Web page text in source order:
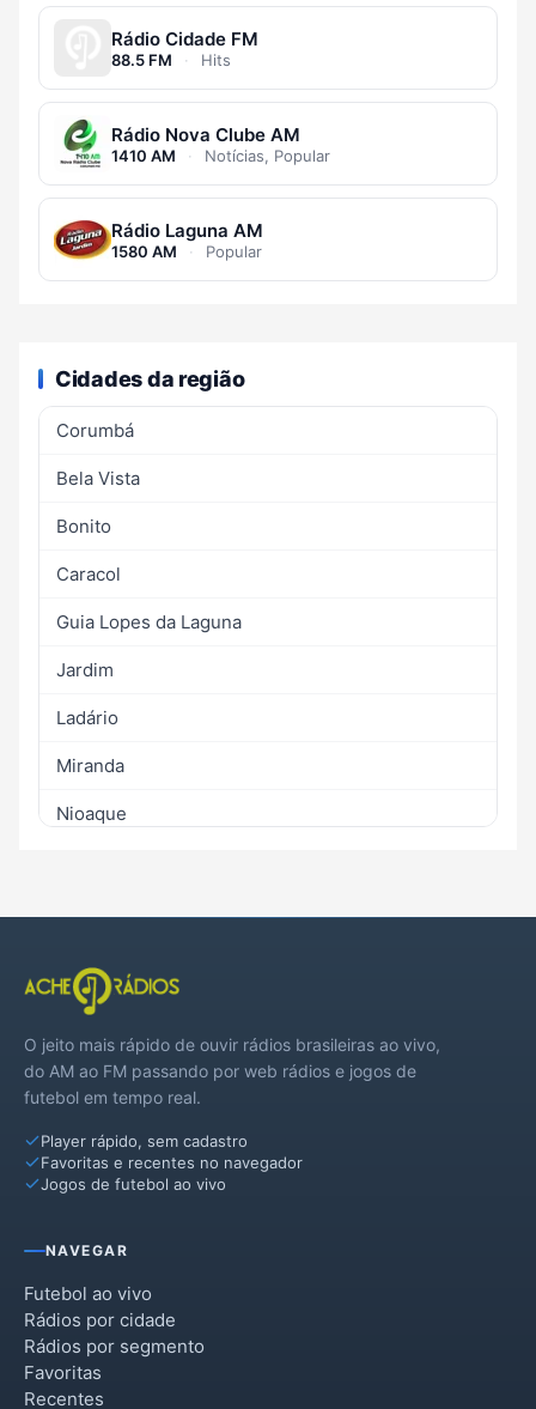
Rádio Cidade FM
88.5 FM · Hits
Rádio Nova Clube AM
1410 AM · Notícias, Popular
Rádio Laguna AM
1580 AM · Popular
Cidades da região
Corumbá
Bela Vista
Bonito
Caracol
Guia Lopes da Laguna
Jardim
Ladário
Miranda
Nioaque
O jeito mais rápido de ouvir rádios brasileiras ao vivo,
do AM ao FM passando por web rádios e jogos de
futebol em tempo real.
Player rápido, sem cadastro
Favoritas e recentes no navegador
Jogos de futebol ao vivo
NAVEGAR
Futebol ao vivo
Rádios por cidade
Rádios por segmento
Favoritas
Recentes